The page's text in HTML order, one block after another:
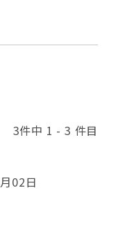
3件中 1 - 3 件目
02日